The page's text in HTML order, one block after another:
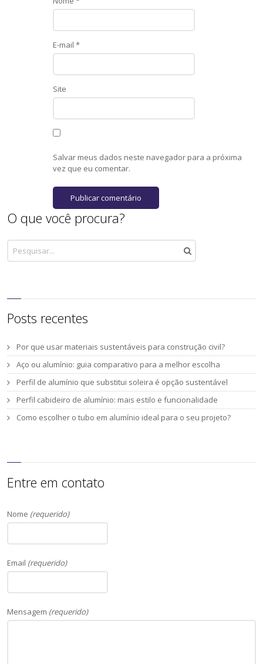
E-mail*
Site
Salvar meus dados neste navegador para a próxima
vez que eu comentar.
O que você procura?
Posts recentes
Por que usar materiais sustentáveis para construção civil?
Aço ou alumínio: guia comparativo para a melhor escolha
Perfil de alumínio que substitui soleira é opção sustentável
Perfil cabideiro de alumínio: mais estilo e funcionalidade
Como escolher o tubo em alumínio ideal para o seu projeto?
Entre em contato
Nome (requerido)
Email (requerido)
Mensagem (requerido)